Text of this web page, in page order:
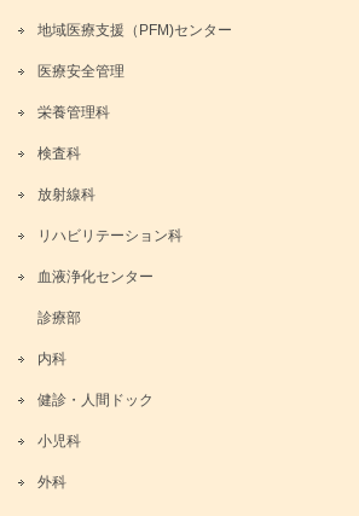
地域医療支援（PFM)センター
医療安全管理
栄養管理科
検査科
放射線科
リハビリテーション科
血液浄化センター
診療部
内科
健診・人間ドック
小児科
外科